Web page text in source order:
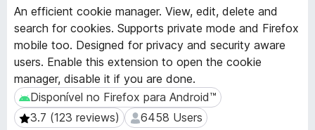
t
o
s
d
o
F
i
r
An efficient cookie manager. View, edit, delete and
search for cookies. Supports private mode and Firefox
mobile too. Designed for privacy and security aware
users. Enable this extension to open the cookie
manager, disable it if you are done.
Disponível no Firefox para Android™
Disponível no Firefox para Android™
3.7 (123 reviews)
3.7 (123 reviews) 6458 Users
6458 Users
d
o
s
d
a
e
x
t